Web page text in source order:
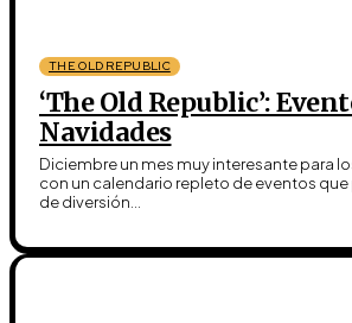
THE OLD REPUBLIC
‘The Old Republic’:
Navidades
Diciembre un mes muy interesante para
con un calendario repleto de eventos
de diversión...